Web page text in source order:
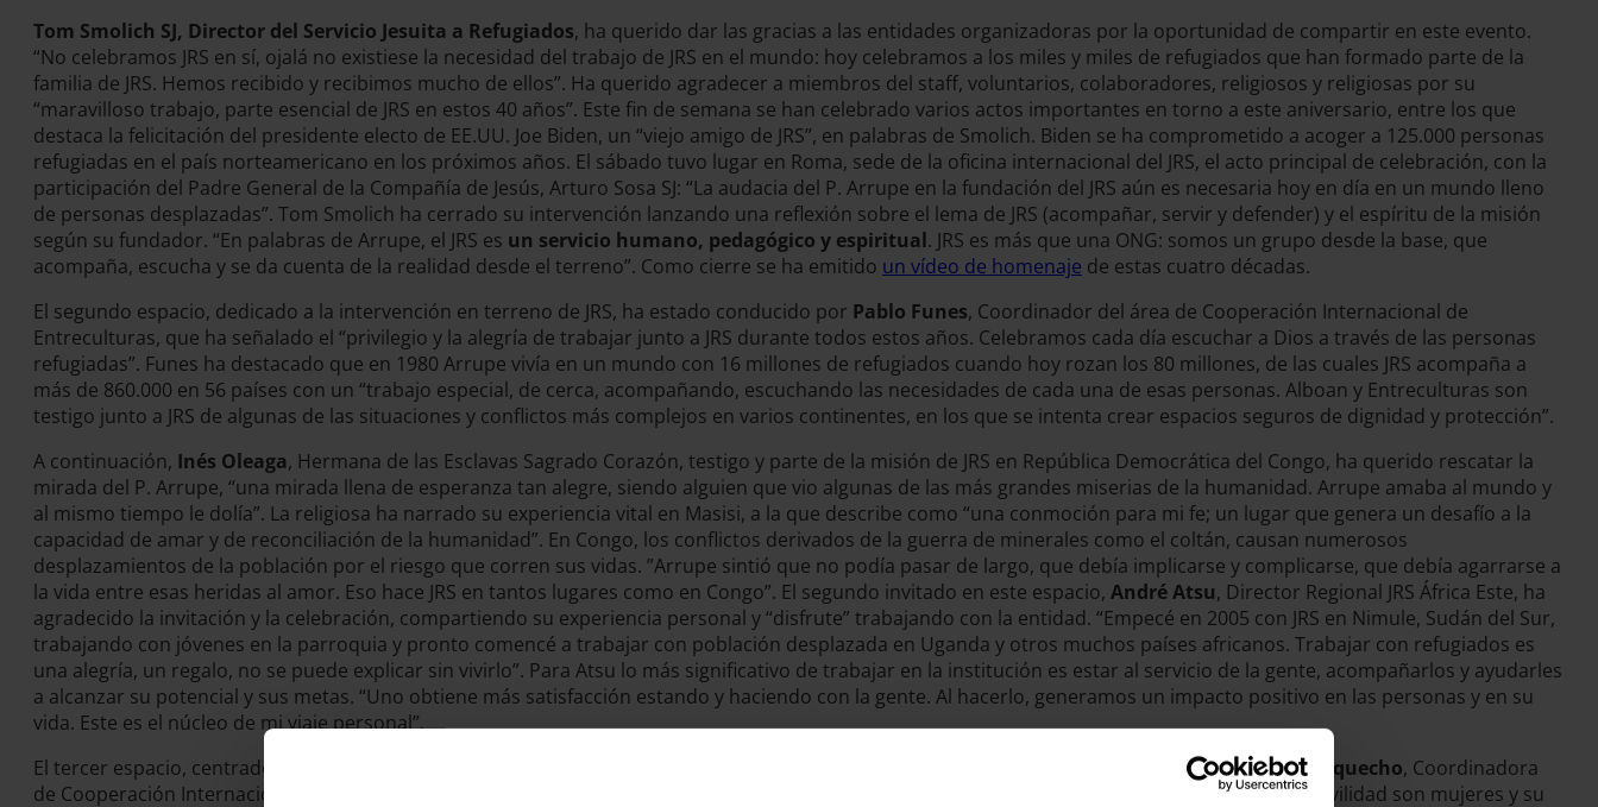
Tom Smolich SJ, Director del Servicio Jesuita a Refugiados, ha querido dar las gracias a las entidades organizadoras por la oportunidad de compartir en este evento.
“No celebramos JRS en sí, ojalá no existiese la necesidad del trabajo de JRS en el mundo: hoy celebramos a los miles y miles de refugiados que han formado parte de la
familia de JRS. Hemos recibido y recibimos mucho de ellos”. Ha querido agradecer a miembros del staff, voluntarios, colaboradores, religiosos y religiosas por su
“maravilloso trabajo, parte esencial de JRS en estos 40 años”. Este fin de semana se han celebrado varios actos importantes en torno a este aniversario, entre los que
destaca la felicitación del presidente electo de EE.UU. Joe Biden, un “viejo amigo de JRS”, en palabras de Smolich. Biden se ha comprometido a acoger a 125.000 personas
refugiadas en el país norteamericano en los próximos años. El sábado tuvo lugar en Roma, sede de la oficina internacional del JRS, el acto principal de celebración, con la
participación del Padre General de la Compañía de Jesús, Arturo Sosa SJ: “La audacia del P. Arrupe en la fundación del JRS aún es necesaria hoy en día en un mundo lleno
de personas desplazadas”. Tom Smolich ha cerrado su intervención lanzando una reflexión sobre el lema de JRS (acompañar, servir y defender) y el espíritu de la misión
según su fundador. “En palabras de Arrupe, el JRS es un servicio humano, pedagógico y espiritual. JRS es más que una ONG: somos un grupo desde la base, que
acompaña, escucha y se da cuenta de la realidad desde el terreno”. Como cierre se ha emitido un vídeo de homenaje de estas cuatro décadas.
El segundo espacio, dedicado a la intervención en terreno de JRS, ha estado conducido por Pablo Funes, Coordinador del área de Cooperación Internacional de
Entreculturas, que ha señalado el “privilegio y la alegría de trabajar junto a JRS durante todos estos años. Celebramos cada día escuchar a Dios a través de las personas
refugiadas”. Funes ha destacado que en 1980 Arrupe vivía en un mundo con 16 millones de refugiados cuando hoy rozan los 80 millones, de las cuales JRS acompaña a
más de 860.000 en 56 países con un “trabajo especial, de cerca, acompañando, escuchando las necesidades de cada una de esas personas. Alboan y Entreculturas son
testigo junto a JRS de algunas de las situaciones y conflictos más complejos en varios continentes, en los que se intenta crear espacios seguros de dignidad y protección”.
A continuación, Inés Oleaga, Hermana de las Esclavas Sagrado Corazón, testigo y parte de la misión de JRS en República Democrática del Congo, ha querido rescatar la
mirada del P. Arrupe, “una mirada llena de esperanza tan alegre, siendo alguien que vio algunas de las más grandes miserias de la humanidad. Arrupe amaba al mundo y
al mismo tiempo le dolía”. La religiosa ha narrado su experiencia vital en Masisi, a la que describe como “una conmoción para mi fe; un lugar que genera un desafío a la
capacidad de amar y de reconciliación de la humanidad”. En Congo, los conflictos derivados de la guerra de minerales como el coltán, causan numerosos
desplazamientos de la población por el riesgo que corren sus vidas. ”Arrupe sintió que no podía pasar de largo, que debía implicarse y complicarse, que debía agarrarse a
la vida entre esas heridas al amor. Eso hace JRS en tantos lugares como en Congo”. El segundo invitado en este espacio, André Atsu, Director Regional JRS África Este, ha
agradecido la invitación y la celebración, compartiendo su experiencia personal y “disfrute” trabajando con la entidad. “Empecé en 2005 con JRS en Nimule, Sudán del Sur,
trabajando con jóvenes en la parroquia y pronto comencé a trabajar con población desplazada en Uganda y otros muchos países africanos. Trabajar con refugiados es
una alegría, un regalo, no se puede explicar sin vivirlo”. Para Atsu lo más significativo de trabajar en la institución es estar al servicio de la gente, acompañarlos y ayudarles
a alcanzar su potencial y sus metas. “Uno obtiene más satisfacción estando y haciendo con la gente. Al hacerlo, generamos un impacto positivo en las personas y en su
vida. Este es el núcleo de mi viaje personal”.
El tercer espacio, centrado en el acento y compromiso en y desde las personas en situación de vulnerabilidad, ha sido introducido porLeire Morquecho, Coordinadora
de Cooperación Internacional de Alboan, que ha querido dar voz a dos mujeres en dos contextos muy distintos. “La mitad de la población en movilidad son mujeres y su